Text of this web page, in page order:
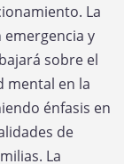
La
y
sobre el
mental en la
énfasis en
de
La